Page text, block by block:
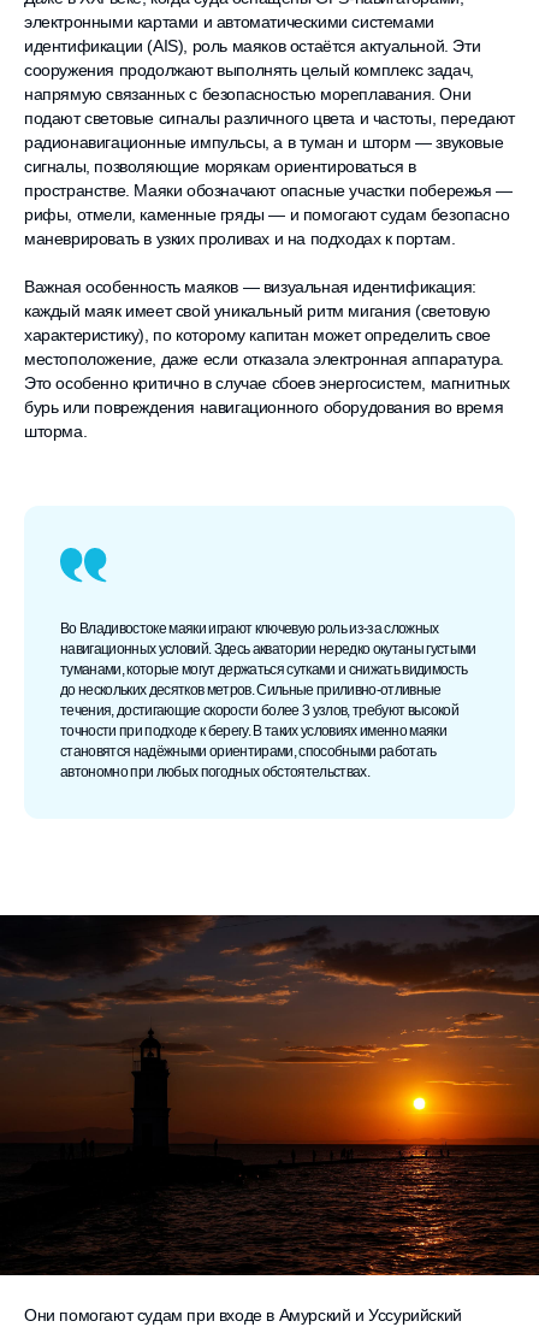
электронными картами и автоматическими системами
идентификации (AIS), роль маяков остаётся актуальной. Эти
сооружения продолжают выполнять целый комплекс задач,
напрямую связанных с безопасностью мореплавания. Они
подают световые сигналы различного цвета и частоты, передают
радионавигационные импульсы, а в туман и шторм — звуковые
сигналы, позволяющие морякам ориентироваться в
пространстве. Маяки обозначают опасные участки побережья —
рифы, отмели, каменные гряды — и помогают судам безопасно
маневрировать в узких проливах и на подходах к портам.
Важная особенность маяков — визуальная идентификация:
каждый маяк имеет свой уникальный ритм мигания (световую
характеристику), по которому капитан может определить свое
местоположение, даже если отказала электронная аппаратура.
Это особенно критично в случае сбоев энергосистем, магнитных
бурь или повреждения навигационного оборудования во время
шторма.
Во Владивостоке маяки играют ключевую роль из-за сложных
навигационных условий. Здесь акватории нередко окутаны густыми
туманами, которые могут держаться сутками и снижать видимость
до нескольких десятков метров. Сильные приливно-отливные
течения, достигающие скорости более 3 узлов, требуют высокой
точности при подходе к берегу. В таких условиях именно маяки
становятся надёжными ориентирами, способными работать
автономно при любых погодных обстоятельствах.
Они помогают судам при входе в Амурский и Уссурийский